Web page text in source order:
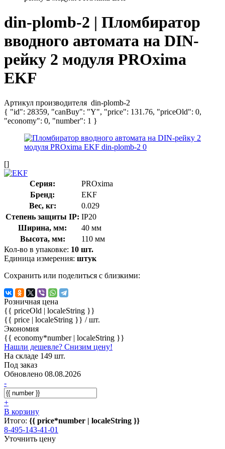
din-plomb-2 | Пломбиратор
вводного автомата на DIN-
рейку 2 модуля PROxima
EKF
Артикул производителя din-plomb-2
{ "id": 28359, "canBuy": "Y", "price": 131.76, "priceOld": 0,
"economy": 0, "number": 1 }
[]
Серия:
PROxima
Бренд:
EKF
Вес, кг:
0.029
Степень защиты IP: IP20
Ширина, мм:
40 мм
Высота, мм:
110 мм
Кол-во в упаковке: 10 шт.
Единица измерения: штук
Сохранить или поделиться с близкими:
Розничная цена
{{ priceOld | localeString }}
{{ price | localeString }} / шт.
Экономия
{{ economy*number | localeString }}
Нашли дешевле? Снизим цену!
На складе 149 шт.
Под заказ
Обновлено 08.08.2026
-
+
В корзину
Итого: {{ price*number | localeString }}
8-495-143-41-01
Уточнить цену